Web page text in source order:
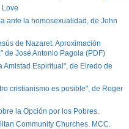
Love
ante la homosexualidad, de John
de Nazaret. Aproximación
de José Antonio Pagola (PDF)
Amistad Espiritual", de Elredo de
cristianismo es posible", de Roger
la Opción por los Pobres.
Community Churches. MCC.